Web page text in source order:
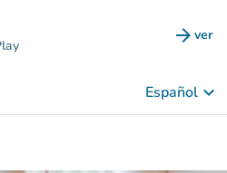
arrow_forward ver
Español keyboard_arrow_down